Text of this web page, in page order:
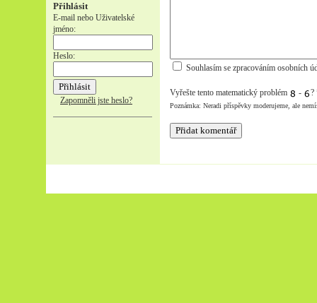
Přihlásit
E-mail nebo Uživatelské
jméno:
Heslo:
Zapomněli jste heslo?
Souhlasím se zpracováním osobních
Vyřešte tento matematický problém - ?
Poznámka: Neradi příspěvky moderujeme, ale